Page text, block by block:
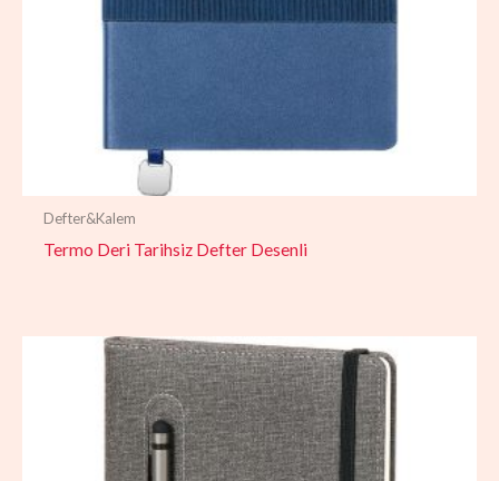
Defter&Kalem
Termo Deri Tarihsiz Defter Desenli